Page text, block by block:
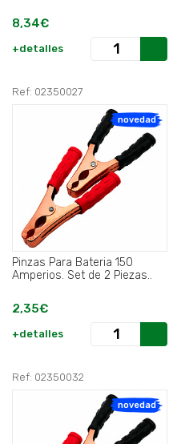
8,34€
+detalles
Ref: 02350027
novedad
Pinzas Para Bateria 150
Amperios. Set de 2 Piezas..
2,35€
+detalles
Ref: 02350032
novedad